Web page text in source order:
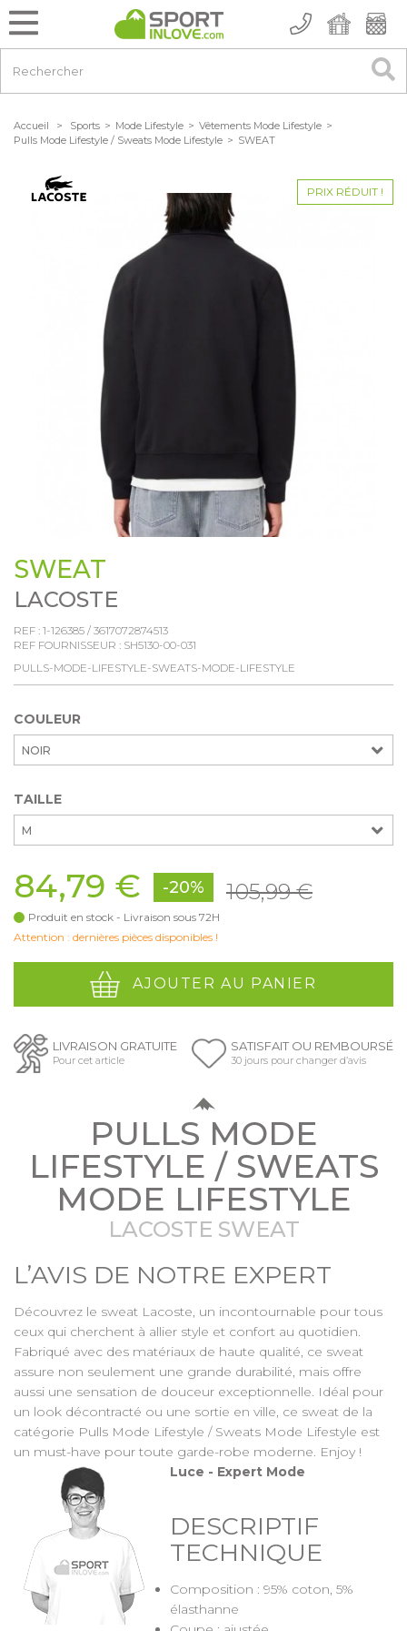
Accueil > Sports > Mode Lifestyle > Vêtements Mode Lifestyle >
Pulls Mode Lifestyle / Sweats Mode Lifestyle > SWEAT
PRIX RÉDUIT !
SWEAT
LACOSTE
REF : 1-126385 / 3617072874513
REF FOURNISSEUR : SH5130-00-031
PULLS-MODE-LIFESTYLE-SWEATS-MODE-LIFESTYLE
COULEUR
NOIR
TAILLE
M
84,79 € -20% 105,99 €
Produit en stock - Livraison sous 72H
Attention : dernières pièces disponibles !
AJOUTER AU PANIER
LIVRAISON GRATUITE
Pour cet article
SATISFAIT OU REMBOURSÉ
30 jours pour changer d’avis
PULLS MODE
LIFESTYLE / SWEATS
MODE LIFESTYLE
LACOSTE SWEAT
L’AVIS DE NOTRE EXPERT
Découvrez le sweat Lacoste, un incontournable pour tous
ceux qui cherchent à allier style et confort au quotidien.
Fabriqué avec des matériaux de haute qualité, ce sweat
assure non seulement une grande durabilité, mais offre
aussi une sensation de douceur exceptionnelle. Idéal pour
un look décontracté ou une sortie en ville, ce sweat de la
catégorie Pulls Mode Lifestyle / Sweats Mode Lifestyle est
un must-have pour toute garde-robe moderne. Enjoy !
Luce - Expert Mode
DESCRIPTIF
TECHNIQUE
Composition : 95% coton, 5%
élasthanne